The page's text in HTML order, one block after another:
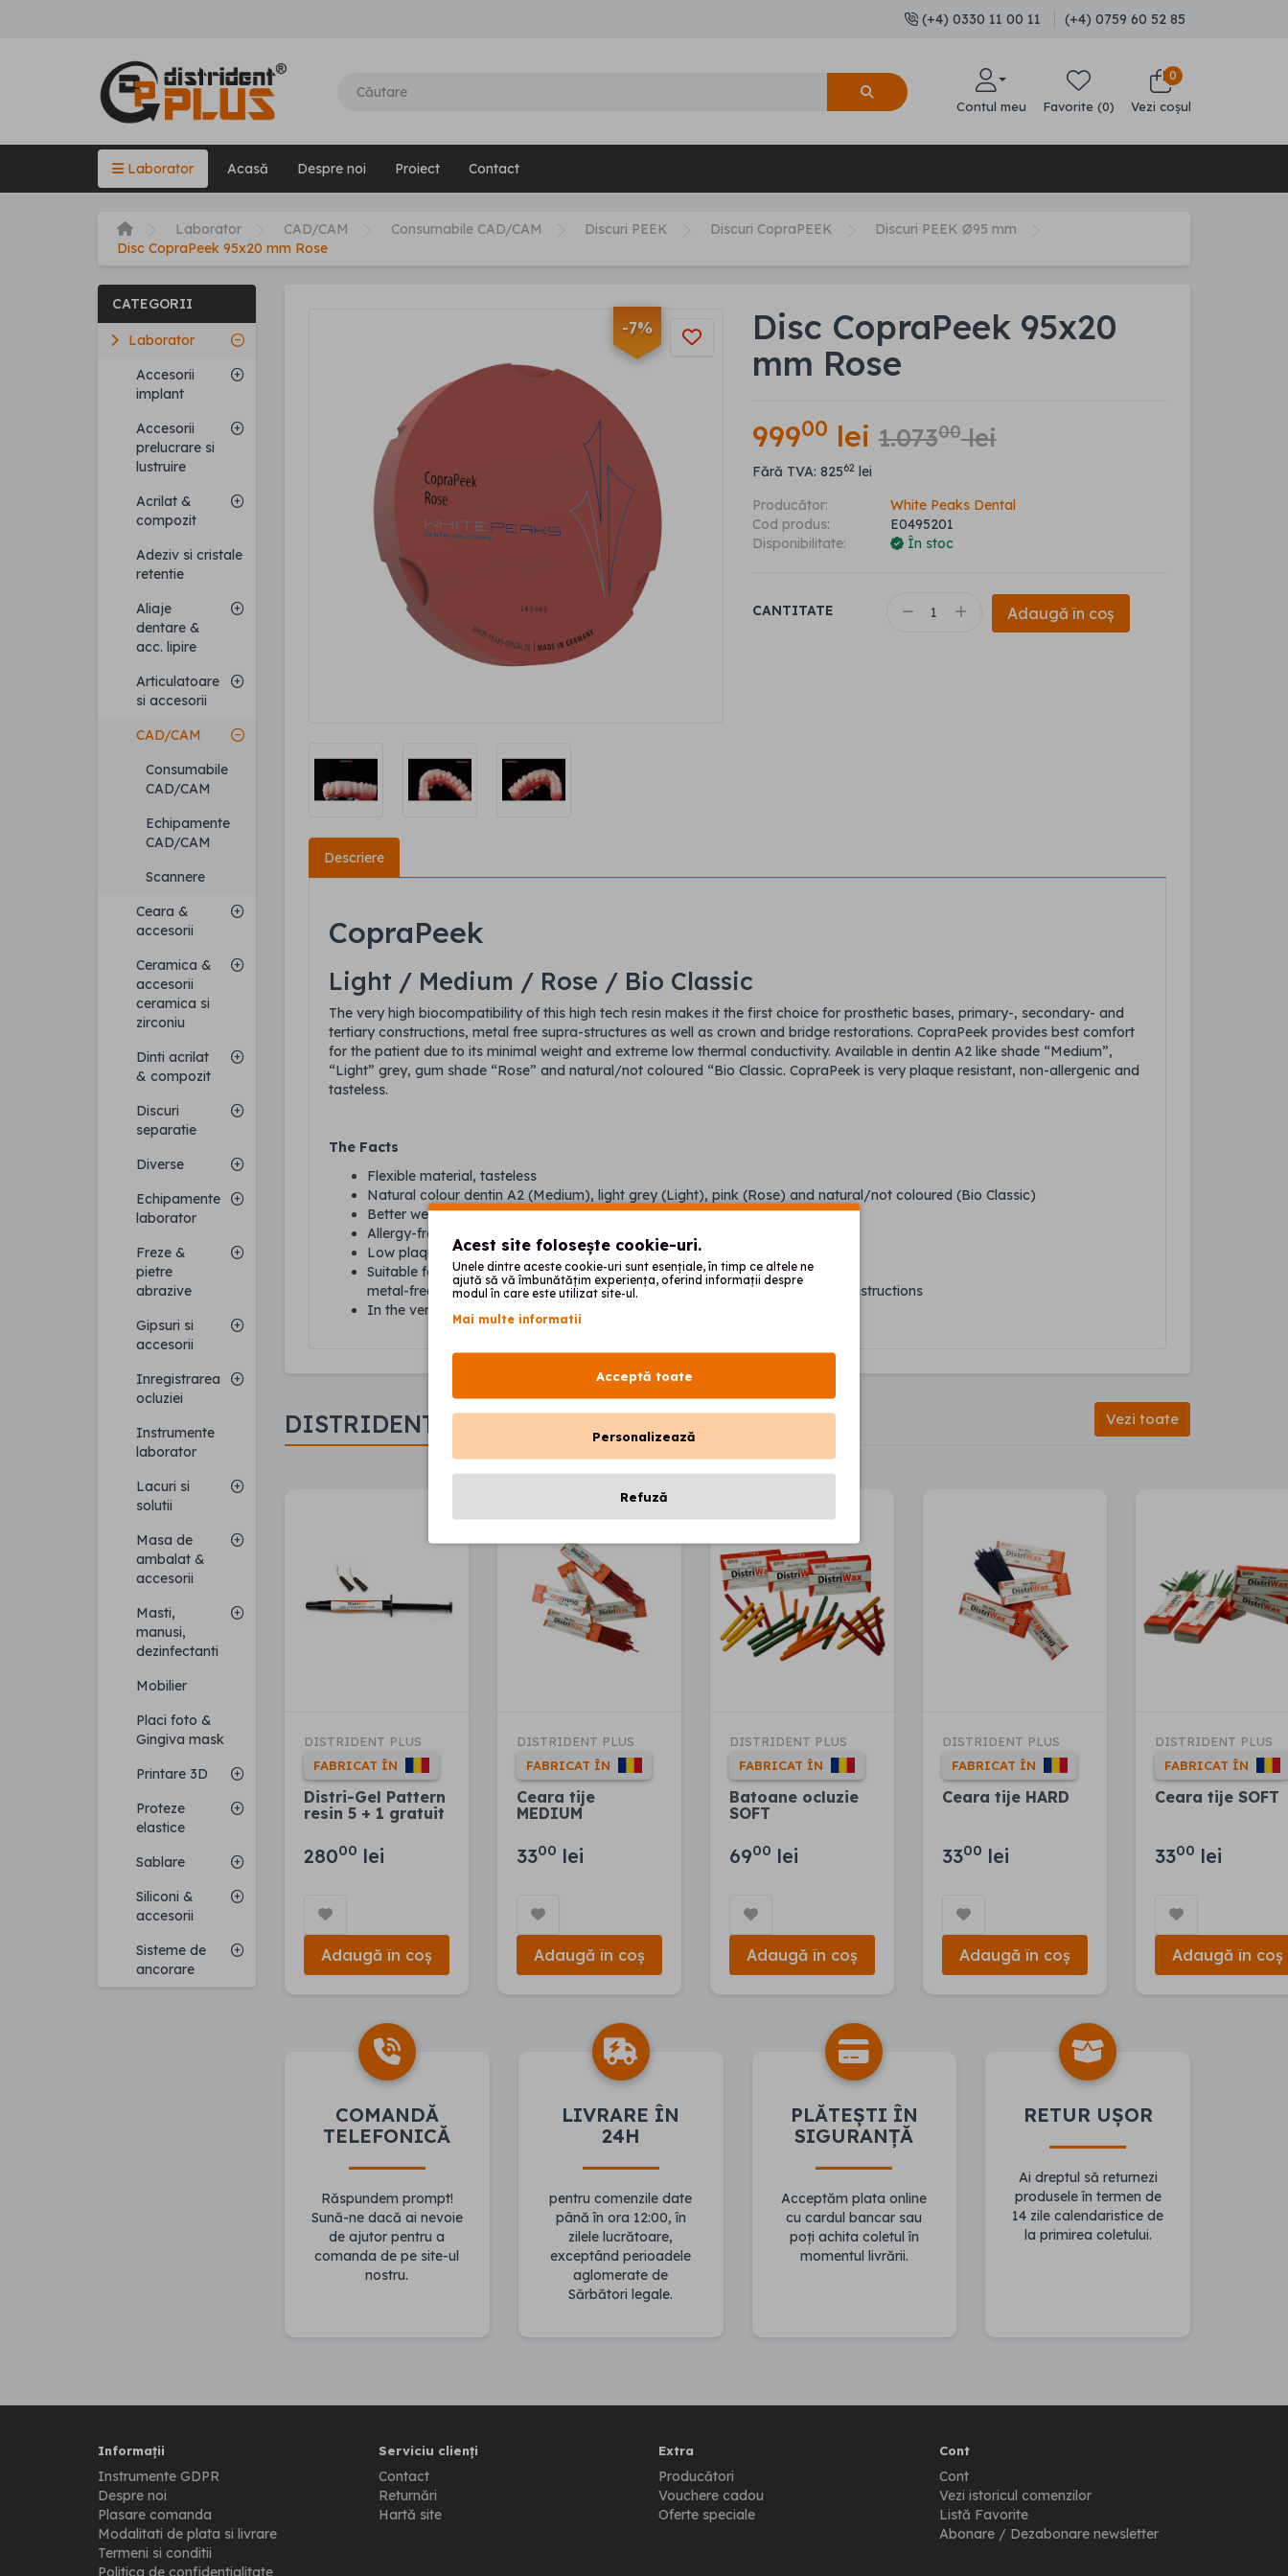
(+4) 0330 11 00 11 (+4) 0759 60 52 85
Contul meu Favorite (0)
0
Vezi coșul
Laborator Acasă Despre noi Proiect Contact
Laborator CAD/CAM Consumabile CAD/CAM Discuri PEEK Discuri CopraPEEK
Discuri PEEK Ø95 mm
Disc CopraPeek 95x20 mm Rose
CATEGORII
Laborator
Accesorii
implant
Accesorii
prelucrare si
lustruire
Acrilat &
compozit
Adeziv si cristale
retentie
Aliaje
dentare &
acc. lipire
Articulatoare
si accesorii
CAD/CAM
Consumabile
CAD/CAM
Echipamente
CAD/CAM
Scannere
Ceara &
accesorii
Ceramica &
accesorii
ceramica si
zirconiu
Dinti acrilat
& compozit
Discuri
separatie
Diverse
Echipamente
laborator
Freze &
pietre
abrazive
Gipsuri si
accesorii
Inregistrarea
ocluziei
Instrumente
laborator
Lacuri si
solutii
Masa de
ambalat &
accesorii
Masti,
manusi,
dezinfectanti
Mobilier
Placi foto &
Gingiva mask
Printare 3D
Proteze
elastice
Sablare
Siliconi &
accesorii
Sisteme de
ancorare
-7%
Disc CopraPeek 95x20
mm Rose
99900 lei 1.07300lei
Fără TVA: 82562lei
Producător:
White Peaks Dental
Cod produs:
E0495201
Disponibilitate:
În stoc
CANTITATE Adaugă în coș
Descriere
CopraPeek
Light / Medium / Rose / Bio Classic
The very high biocompatibility of this high tech resin makes it the first choice for prosthetic bases, primary-, secondary- and
tertiary constructions, metal free supra-structures as well as crown and bridge restorations. CopraPeek provides best comfort
for the patient due to its minimal weight and extreme low thermal conductivity. Available in dentin A2 like shade “Medium”,
“Light” grey, gum shade “Rose” and natural/not coloured “Bio Classic. CopraPeek is very plaque resistant, non-allergenic and
tasteless.
The Facts
Flexible material, tasteless
Natural colour dentin A2 (Medium), light grey (Light), pink (Rose) and natural/not coloured (Bio Classic)
Better wearing comfort due to its light weight
Allergy-free and therefore highly biocompatible
Low plaque adhesion, very smooth surface
Suitable for the fabrication of crowns, bridges, denture bases,
metal-free superstructures as well as for primary, secondary and tertiary constructions
In the version Bio Classic available as highly biocompatible material
DISTRIDENT RECOMANDĂ Vezi toate
DISTRIDENT PLUS
FABRICAT ÎN
Distri-Gel Pattern
resin 5 + 1 gratuit
28000 lei
Adaugă în coș
DISTRIDENT PLUS
FABRICAT ÎN
Ceara tije
MEDIUM
3300 lei
Adaugă în coș
DISTRIDENT PLUS
FABRICAT ÎN
Batoane ocluzie
SOFT
6900 lei
Adaugă în coș
DISTRIDENT PLUS
FABRICAT ÎN
Ceara tije HARD
3300 lei
Adaugă în coș
DISTRIDENT PLUS
FABRICAT ÎN
Ceara tije SOFT
3300 lei
Adaugă în coș
COMANDĂ
TELEFONICĂ
Răspundem prompt!
Sună-ne dacă ai nevoie
de ajutor pentru a
comanda de pe site-ul
nostru.
LIVRARE ÎN
24H
pentru comenzile date
până în ora 12:00, în
zilele lucrătoare,
exceptând perioadele
aglomerate de
Sărbători legale.
PLĂTEȘTI ÎN
SIGURANȚĂ
Acceptăm plata online
cu cardul bancar sau
poți achita coletul în
momentul livrării.
RETUR UȘOR
Ai dreptul să returnezi
produsele în termen de
14 zile calendaristice de
la primirea coletului.
Informații
Instrumente GDPR
Despre noi
Plasare comanda
Modalitati de plata si livrare
Termeni si conditii
Politica de confidentialitate
Serviciu clienți
Contact
Returnări
Hartă site
Extra
Producători
Vouchere cadou
Oferte speciale
Cont
Cont
Vezi istoricul comenzilor
Listă Favorite
Abonare / Dezabonare newsletter
Acest site folosește cookie-uri.
Unele dintre aceste cookie-uri sunt esențiale, în timp ce altele ne
ajută să vă îmbunătățim experiența, oferind informații despre
modul în care este utilizat site-ul.
Mai multe informatii
Acceptă toate
Personalizează
Refuză